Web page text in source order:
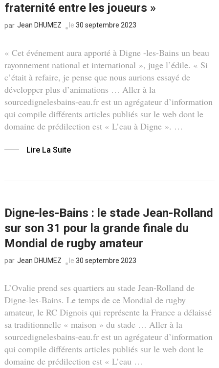
fraternité entre les joueurs »
par Jean DHUMEZ le 30 septembre 2023
« Cet événement aura apporté à Digne -les-Bains un beau
rayonnement national et international », juge l’édile. « Si
c’était à refaire, je pense que nous aurions essayé de
développer plus d’animations … Aller à la
sourcedignelesbains-eau.fr est un agrégateur d’information
qui compile différents articles publiés sur le web dont le
domaine de prédilection est « L’eau à Digne ». …
Lire La Suite
Digne-les-Bains : le stade Jean-Rolland
sur son 31 pour la grande finale du
Mondial de rugby amateur
par Jean DHUMEZ le 30 septembre 2023
L’Ovalie prend ses quartiers au stade Jean-Rolland de
Digne-les-Bains. Le temps de ce Mondial de rugby
amateur, le RC Dignois qui représente la France a délaissé
sa traditionnelle « maison » du stade … Aller à la
sourcedignelesbains-eau.fr est un agrégateur d’information
qui compile différents articles publiés sur le web dont le
domaine de prédilection est « L’eau …